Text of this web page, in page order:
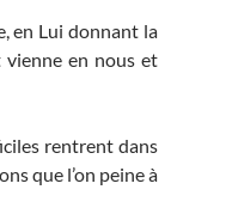
en Lui donnant la
vienne en nous et
rentrent dans
que l’on peine à